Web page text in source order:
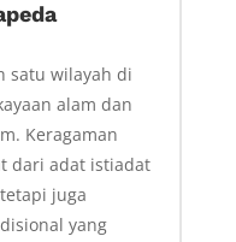
satu wilayah di
alam dan
Keragaman
dari adat istiadat
juga
yang